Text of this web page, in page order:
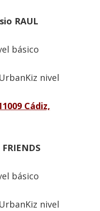
RAUL
básico
nivel
Cádiz,
básico
nivel